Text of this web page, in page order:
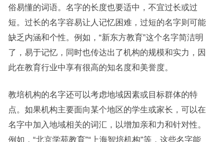
俗易懂的词语。名字的长度也要适中，不宜过长或过
短。过长的名字容易让人记忆困难，过短的名字则可能
缺乏内涵和个性。例如，“新东方教育”这个名字简洁明
了，易于记忆，同时也传达出了机构的规模和实力，因
此在教育行业中享有很高的知名度和美誉度。
教培机构的名字还可以考虑地域因素或目标群体的特
点。如果机构主要面向某个地区的学生或家长，可以在
名字中加入地域相关的词汇，以增加亲和力和针对性。
例如，“北京学苑教育”“上海智培机构”等，这些名字能